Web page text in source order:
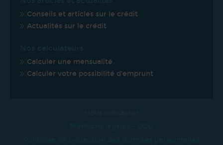
Conseils et articles sur le crédit
Actualités sur le crédit
Calculer une mensualité
Calculer votre possibilité d'emprunt